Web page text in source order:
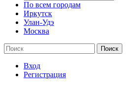
По всем городам
Иркутск
Улан-Удэ
Москва
Вход
Регистрация